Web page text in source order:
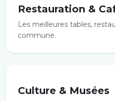
Restauration &
Les meilleures tables,
commune.
Culture & Musées